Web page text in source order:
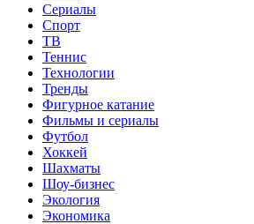
Сериалы
Спорт
ТВ
Теннис
Технологии
Тренды
Фигурное катание
Фильмы и сериалы
Футбол
Хоккей
Шахматы
Шоу-бизнес
Экология
Экономика